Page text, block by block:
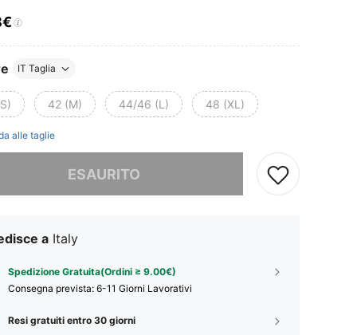
AND AVAILABILITY
IT Taglia
42 (M) 44/46 (L) 48 (XL)
alle taglie
ESAURITO
a Italy
Spedizione Gratuita(Ordini ≥ 9.00€)
Consegna prevista: 6-11 Giorni Lavorativi
Resi gratuiti entro 30 giorni